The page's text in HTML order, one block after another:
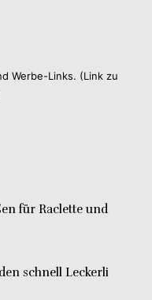
Werbe-Links. (Link zu
für Raclette und
schnell Leckerli